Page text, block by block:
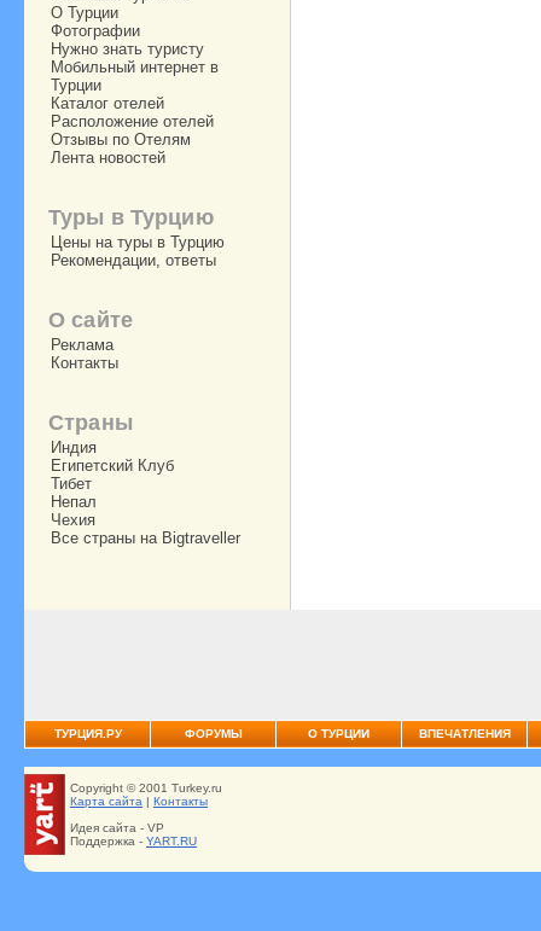
О Турции
Фотографии
Нужно знать туристу
Мобильный интернет в
Турции
Каталог отелей
Расположение отелей
Отзывы по Отелям
Лента новостей
Туры в Турцию
Цены на туры в Турцию
Рекомендации, ответы
О сайте
Реклама
Контакты
Страны
Индия
Египетский Клуб
Тибет
Непал
Чехия
Все страны на Bigtraveller
ТУРЦИЯ.РУ ФОРУМЫ О ТУРЦИИ ВПЕЧАТЛЕНИЯ
Copyright © 2001 Turkey.ru
Карта сайта | Контакты
Идея сайта - VP
Поддержка - YART.RU